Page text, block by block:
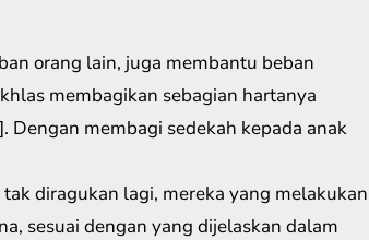
orang lain, juga membantu beban
membagikan sebagian hartanya
membagi sedekah kepada anak
diragukan lagi, mereka yang melakukan
sesuai dengan yang dijelaskan dalam